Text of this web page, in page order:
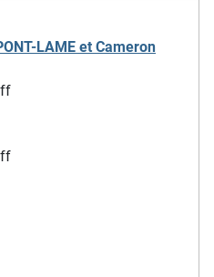
LAME et Cameron